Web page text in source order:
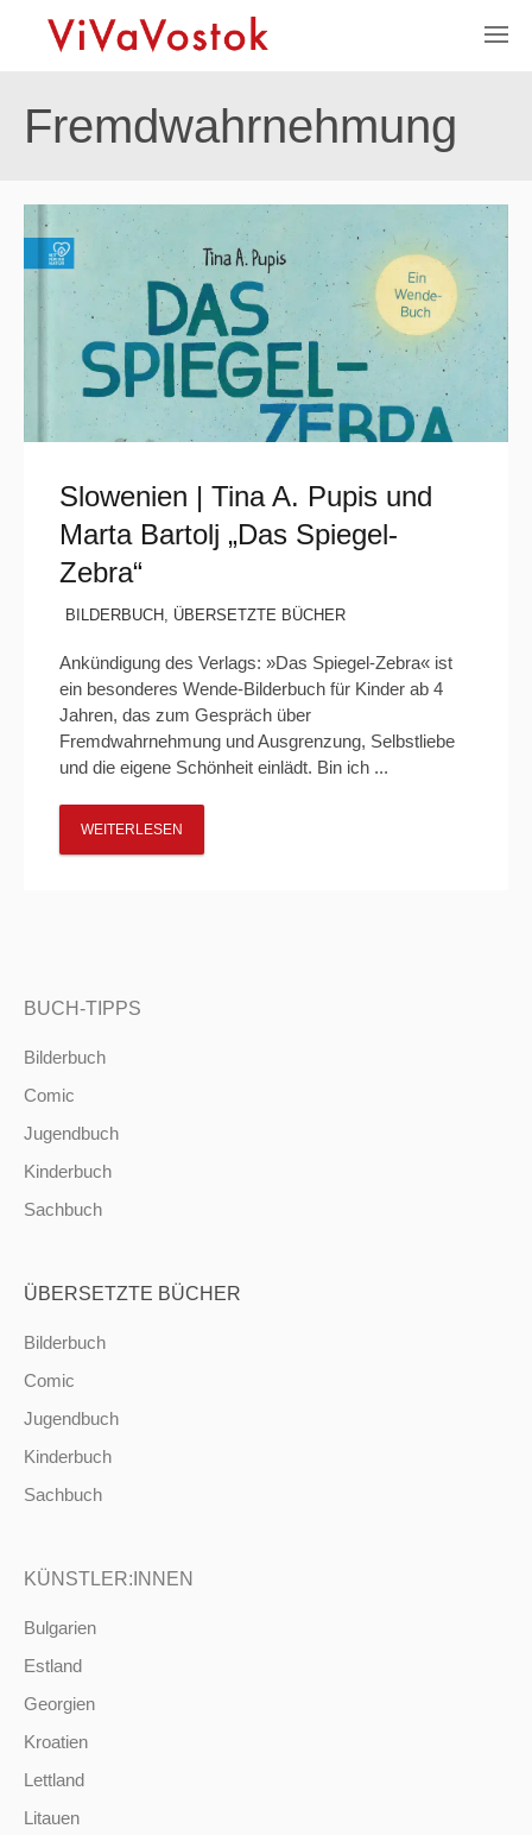
Fremdwahrnehmung
Slowenien | Tina A. Pupis und
Marta Bartolj „Das Spiegel-
Zebra“
BILDERBUCH , ÜBERSETZTE BÜCHER
Ankündigung des Verlags: »Das Spiegel-Zebra« ist
ein besonderes Wende-Bilderbuch für Kinder ab 4
Jahren, das zum Gespräch über
Fremdwahrnehmung und Ausgrenzung, Selbstliebe
und die eigene Schönheit einlädt. Bin ich ...
WEITERLESEN
BUCH-TIPPS
Bilderbuch
Comic
Jugendbuch
Kinderbuch
Sachbuch
ÜBERSETZTE BÜCHER
Bilderbuch
Comic
Jugendbuch
Kinderbuch
Sachbuch
KÜNSTLER:INNEN
Bulgarien
Estland
Georgien
Kroatien
Lettland
Litauen